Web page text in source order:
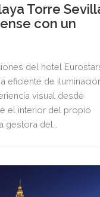
Torre
con un
del hotel
eficiente de
visual desde
el interior del propio
gestora del
a Sevilla y enclave
El encendido oficial